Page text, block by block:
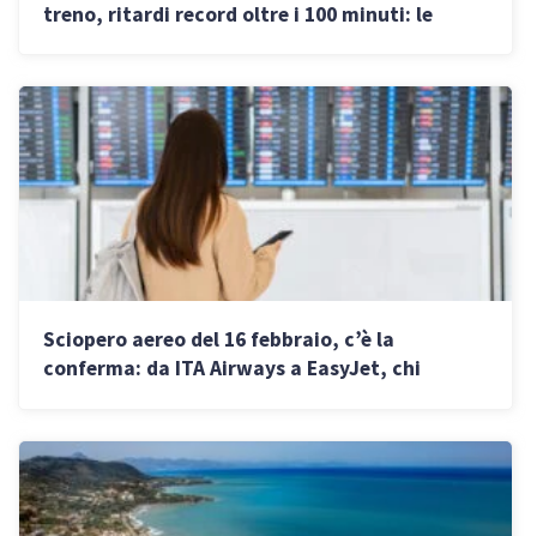
treno, ritardi record oltre i 100 minuti: le
Sciopero aereo del 16 febbraio, c’è la
conferma: da ITA Airways a EasyJet, chi